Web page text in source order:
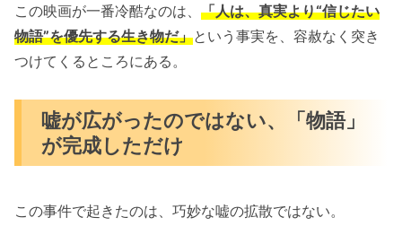
この映画が一番冷酷なのは、 「人は、真実より“信じたい
物語”を優先する生き物だ」という事実を、容赦なく突き
つけてくるところにある。
嘘が広がったのではない、「物語」
が完成しただけ
この事件で起きたのは、巧妙な嘘の拡散ではない。